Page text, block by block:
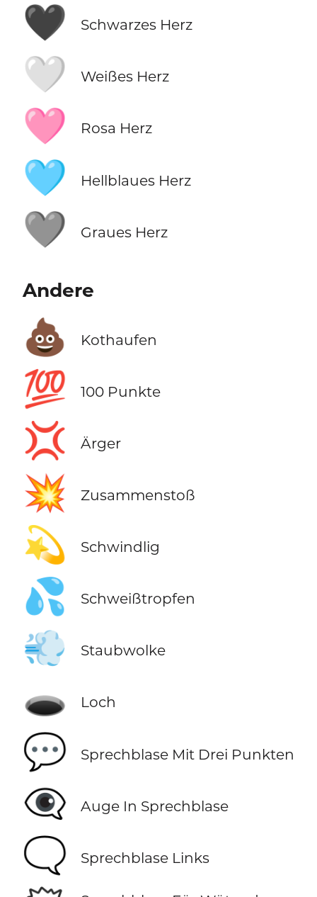
🖤 Schwarzes Herz
🤍 Weißes Herz
🩷 Rosa Herz
🩵 Hellblaues Herz
🩶 Graues Herz
Andere
💩 Kothaufen
💯 100 Punkte
💢 Ärger
💥 Zusammenstoß
💫 Schwindlig
💦 Schweißtropfen
💨 Staubwolke
🕳️ Loch
💬 Sprechblase Mit Drei Punkten
👁️‍🗨️ Auge In Sprechblase
🗨️ Sprechblase Links